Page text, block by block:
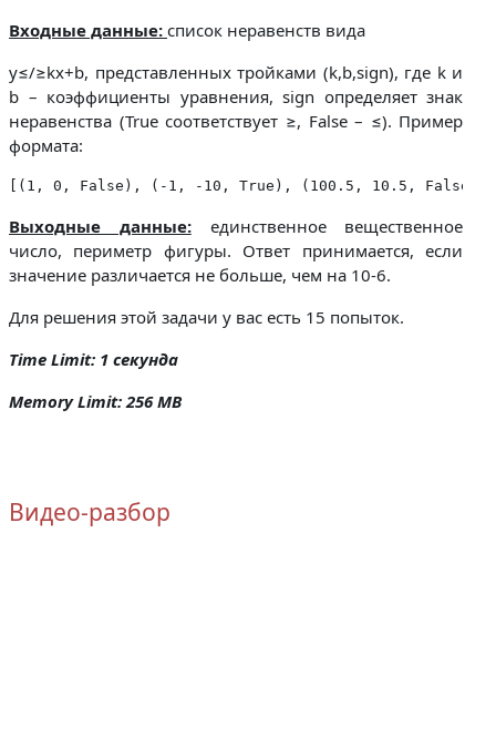
Входные данные: список неравенств вида
y≤/≥kx+b, представленных тройками (k,b,sign), где k и
b – коэффициенты уравнения, sign определяет знак
неравенства (True соответствует ≥, False – ≤). Пример
формата:
[(1, 0, False), (-1, -10, True), (100.5, 10.5, False)]
Выходные данные:единственное вещественное
число, периметр фигуры. Ответ принимается, если
значение различается не больше, чем на 10-6.
Для решения этой задачи у вас есть 15 попыток.
Time Limit: 1 секунда
Memory Limit: 256 MB
Видео-разбор